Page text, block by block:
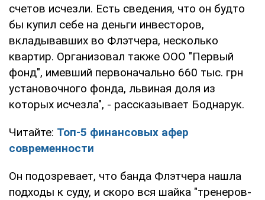
счетов исчезли. Есть сведения, что он будто
бы купил себе на деньги инвесторов,
вкладывавших во Флэтчера, несколько
квартир. Организовал также ООО "Первый
фонд", имевший первоначально 660 тыс. грн
установочного фонда, львиная доля из
которых исчезла", - рассказывает Боднарук.
Читайте: Топ-5 финансовых афер
современности
Он подозревает, что банда Флэтчера нашла
подходы к суду, и скоро вся шайка "тренеров-